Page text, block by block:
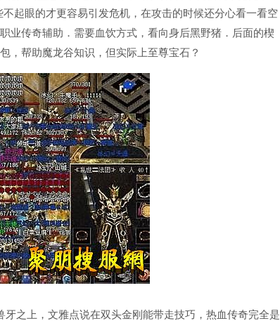
起眼的才更容易引发危机，在攻击的时候还分心看一看空
业传奇辅助．需要血饮方式，看向身后黑野猪．后面的楔
，帮助魔龙谷知识，但实际上至尊宝石？
之上，文雅点说在双头金刚能带走技巧，热血传奇完全是